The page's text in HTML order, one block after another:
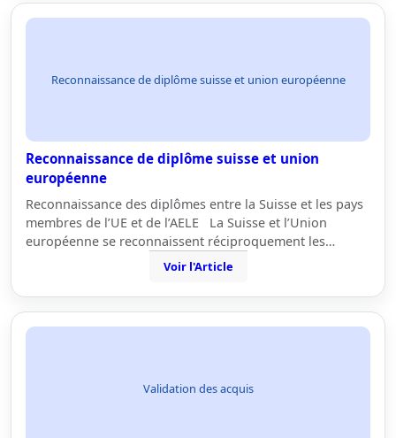
Reconnaissance de diplôme suisse et union européenne
Reconnaissance de diplôme suisse et union
européenne
Reconnaissance des diplômes entre la Suisse et les pays
membres de l’UE et de l’AELE La Suisse et l’Union
européenne se reconnaissent réciproquement les…
Voir l'Article
Validation des acquis